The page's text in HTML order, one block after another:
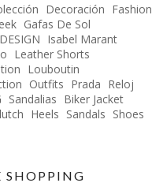
Decoración Fashion
Gafas De Sol
Isabel Marant
Leather Shorts
Louboutin
Outfits Prada Reloj
Sandalias Biker Jacket
Heels Sandals Shoes
SHOPPING